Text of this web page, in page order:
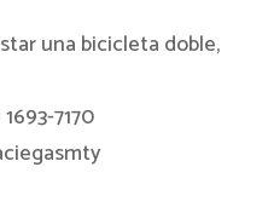
una bicicleta doble,
7170